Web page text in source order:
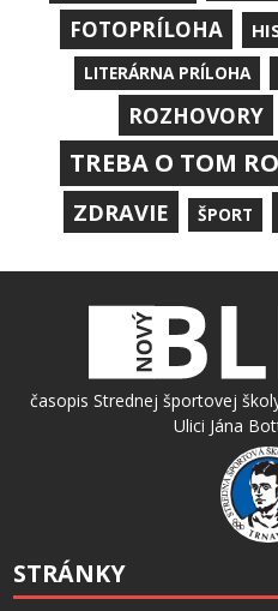
FOTOPRÍLOHA
LITERÁRNA PRÍLOHA
ROZHOVORY
TREBA O TOM
ZDRAVIE ŠPORT
časopis Strednej športovej
Ulici Jána
STRÁNKY